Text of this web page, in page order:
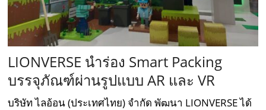
LIONVERSE นำร่อง Smart Packing
บรรจุภัณฑ์ผ่านรูปแบบ AR และ VR
บริษัท ไลอ้อน (ประเทศไทย) จำกัด พัฒนา LIONVERSE ได้